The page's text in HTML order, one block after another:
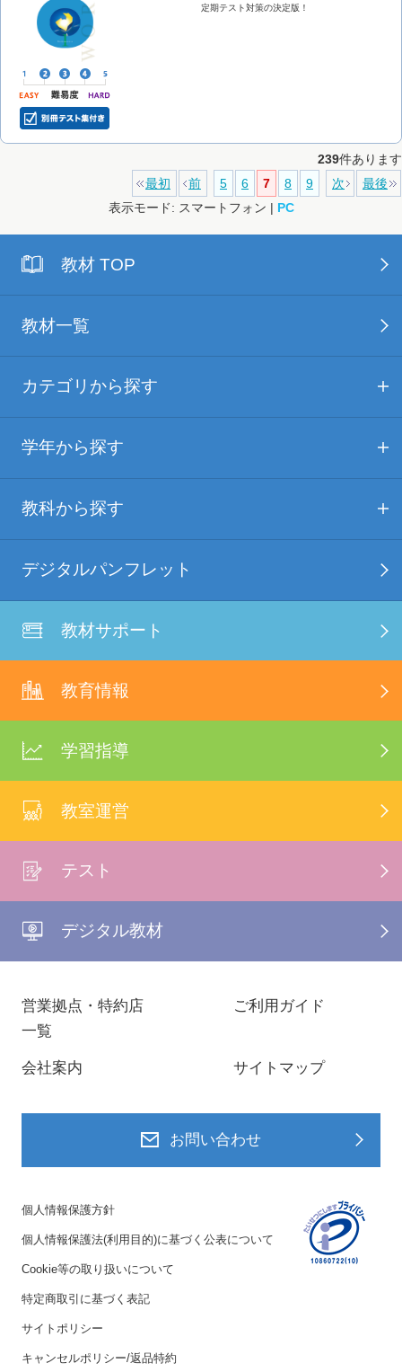
定期テスト対策の決定版！
239件あります
最初
前 5 6 7 8 9 次
最後
表示モード: スマートフォン | PC
教材 TOP
教材一覧
カテゴリから探す
学年から探す
教科から探す
デジタルパンフレット
教材サポート
教育情報
学習指導
教室運営
テスト
デジタル教材
営業拠点・特約店
一覧
ご利用ガイド
会社案内 サイトマップ
お問い合わせ
個人情報保護方針
個人情報保護法(利用目的)に基づく公表について
Cookie等の取り扱いについて
特定商取引に基づく表記
サイトポリシー
キャンセルポリシー/返品特約